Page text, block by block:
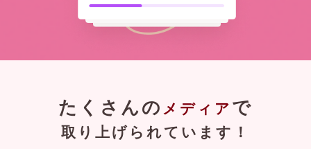
たくさんの メディア で
取り上げられています！